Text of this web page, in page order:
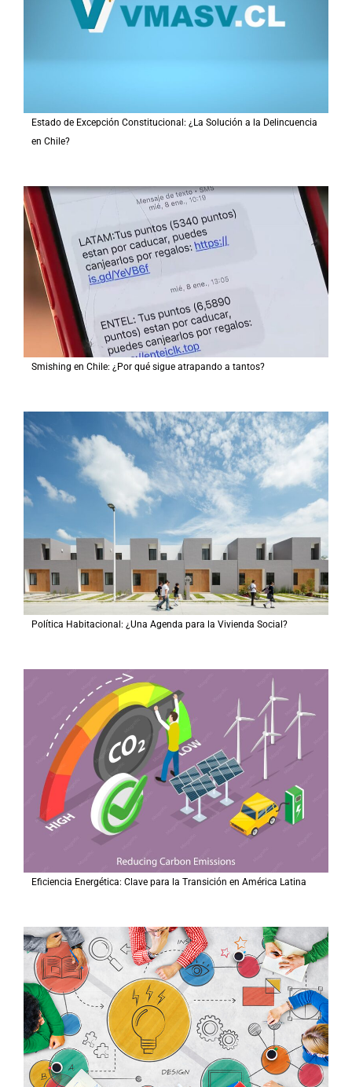
Estado de Excepción Constitucional: ¿La Solución a la Delincuencia
en Chile?
Smishing en Chile: ¿Por qué sigue atrapando a tantos?
Política Habitacional: ¿Una Agenda para la Vivienda Social?
Eficiencia Energética: Clave para la Transición en América Latina